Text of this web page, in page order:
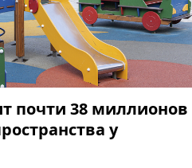
почти 38 миллионов
у